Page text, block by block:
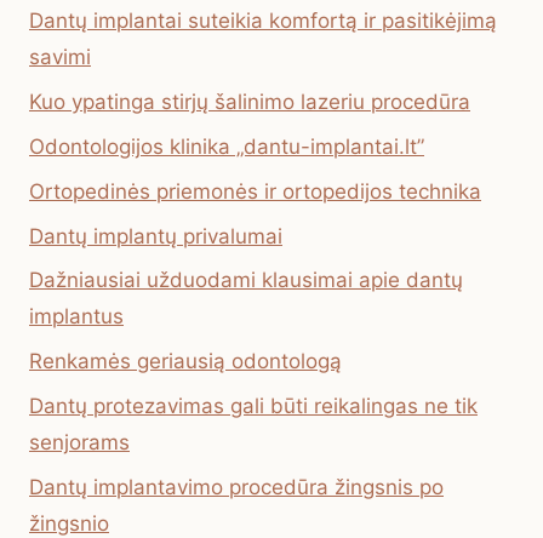
Dantų implantai suteikia komfortą ir pasitikėjimą
savimi
Kuo ypatinga stirjų šalinimo lazeriu procedūra
Odontologijos klinika „dantu-implantai.lt”
Ortopedinės priemonės ir ortopedijos technika
Dantų implantų privalumai
Dažniausiai užduodami klausimai apie dantų
implantus
Renkamės geriausią odontologą
Dantų protezavimas gali būti reikalingas ne tik
senjorams
Dantų implantavimo procedūra žingsnis po
žingsnio